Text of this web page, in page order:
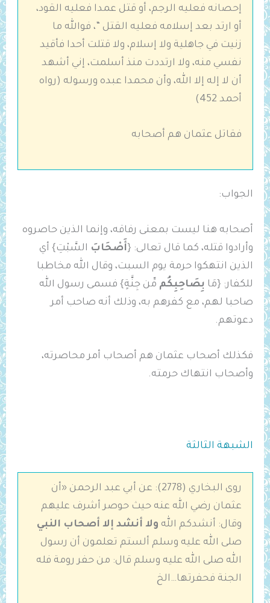
إحصانه فعليه الرجم، أو قتل عمدا فعليه القود،
أو ارتد بعد إسلامه فعليه القتل “، فوالله ما
زنيت في جاهلية ولا إسلام، ولا قتلت أحدا فأقيد
نفسي منه، ولا ارتددت منذ أسلمت، إني أشهد
أن لا إله إلا الله، وأن محمدا عبده ورسوله (رواه
أحمد 452)
فقاتل عثمان هم أصحابه
الجواب:
أصحابه هنا ليست بمعنى رفاقه، وإنما الذين حاصروه
وأرادوا قتله، كما قال تعالى: {أَصْحَابَ السَّبْتِ} أي
الذين انتهكوا حرمة يوم السبت، وقال الله مخاطبا
للكفار: {مَا بِصَاحِبِكُم مِّن جِنَّةٍ} فسمى رسول الله
صاحبا لهم، مع كفرهم به، وذلك أنه صاحب أمر
دعوتهم.
فكذلك أصحاب عثمان هم أصحاب أمر محاصرته،
وأصحاب انتهاك حرمته.
الشبهة الثالثة
روى البخاري (2778): عن ‌أبي عبد الرحمن «أن
عثمان رضي الله عنه حيث حوصر أشرف عليهم
وقال: ‌أنشدكم ‌الله ‌ ولا ‌أنشد إلا أصحاب النبي
صلى الله عليه وسلم ألستم تعلمون أن رسول
الله صلى الله عليه وسلم قال: من حفر رومة فله
الجنة فحفرتها…الخ